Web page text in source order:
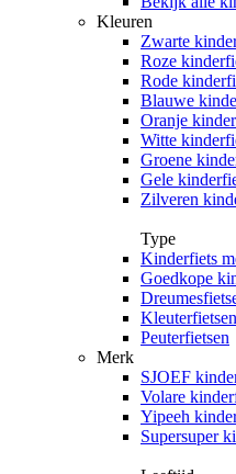
Kleuren
Zwarte
Roze
Rode
Blauwe
Oranje
Witte
Groene
Gele
Zilveren
Type
Kinderfiets
Goedkope
Kleuterfietsen
Peuterfietsen
Merk
SJOEF
Volare
Yipeeh
Supersuper